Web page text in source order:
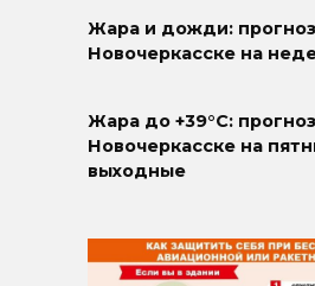
Жара и дожди:
Новочеркасске на
Жара до +39°C:
Новочеркасске на
выходные